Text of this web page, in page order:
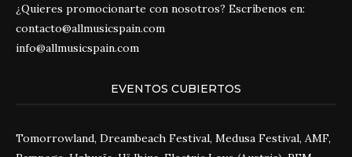
¿Quieres promocionarte con nosotros? Escríbenos en:
contacto@allmusicspain.com
info@allmusicspain.com
EVENTOS CUBIERTOS
Tomorrowland, Dreambeach Festival, Medusa Festival, AMF,